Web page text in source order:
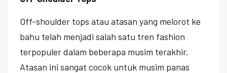
Off-shoulder tops atau atasan yang melorot ke
bahu telah menjadi salah satu tren fashion
terpopuler dalam beberapa musim terakhir.
Atasan ini sangat cocok untuk musim panas